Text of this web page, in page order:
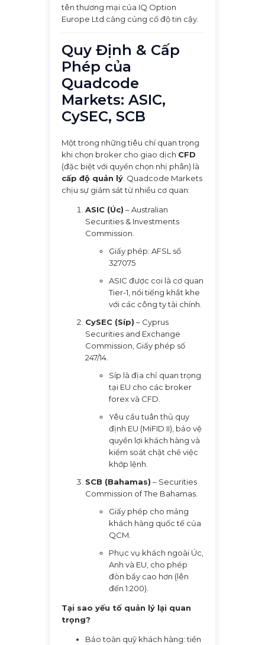
tên thương mại của IQ Option
Europe Ltd càng củng cố độ tin cậy.
Quy Định & Cấp
Phép của
Quadcode
Markets: ASIC,
CySEC, SCB
Một trong những tiêu chí quan trọng
khi chọn broker cho giao dịch CFD
(đặc biệt với quyền chọn nhị phân) là
cấp độ quản lý . Quadcode Markets
chịu sự giám sát từ nhiều cơ quan:
ASIC (Úc) – Australian
Securities & Investments
Commission.
Giấy phép: AFSL số
327075
ASIC được coi là cơ quan
Tier-1, nổi tiếng khắt khe
với các công ty tài chính.
CySEC (Síp) – Cyprus
Securities and Exchange
Commission, Giấy phép số
247/14.
Síp là địa chỉ quan trọng
tại EU cho các broker
forex và CFD.
Yêu cầu tuân thủ quy
định EU (MiFID II), bảo vệ
quyền lợi khách hàng và
kiểm soát chặt chẽ việc
khớp lệnh.
SCB (Bahamas) – Securities
Commission of The Bahamas.
Giấy phép cho mảng
khách hàng quốc tế của
QCM.
Phục vụ khách ngoài Úc,
Anh và EU, cho phép
đòn bẩy cao hơn (lên
đến 1:200).
Tại sao yếu tố quản lý lại quan
trọng?
Bảo toàn quỹ khách hàng: tiền